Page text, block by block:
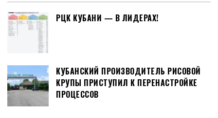
РЦК КУБАНИ — В ЛИДЕРАХ!
КУБАНСКИЙ ПРОИЗВОДИТЕЛЬ РИСОВОЙ
КРУПЫ ПРИСТУПИЛ К ПЕРЕНАСТРОЙКЕ
ПРОЦЕССОВ